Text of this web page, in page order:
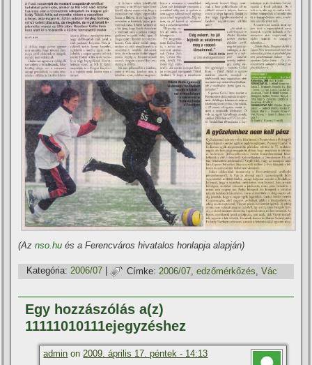
(Aznso.hu és a Ferencváros hivatalos honlapja alapján)
Kategória: 2006/07 | Címke: 2006/07 ,edzőmérkőzés ,Vác
Egy hozzászólás a(z)
11111010111ejegyzéshez
admin on2009. április 17. péntek - 14:13